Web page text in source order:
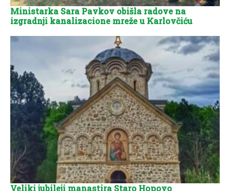
Ministarka Sara Pavkov obišla radove na
izgradnji kanalizacione mreže u Karlovčiću
Veliki jubileji manastira Staro Hopovo